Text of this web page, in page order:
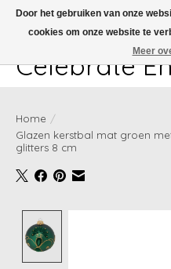
White-glove delivery available at
Celebrate
Home /
Glazen kerstbal mat groen
glitters 8 cm
Door het gebruiken van onze
cookies om onze website te
Meer